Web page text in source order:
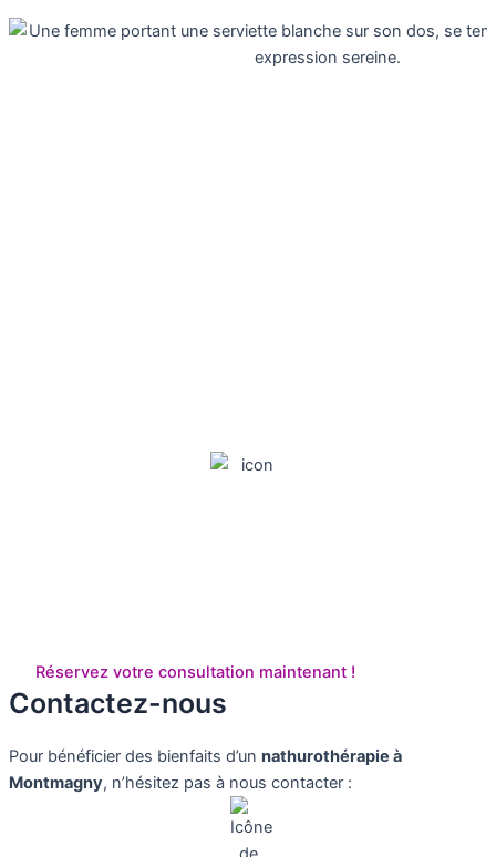
Réservez votre consultation maintenant !
Contactez-nous
Pour bénéficier des bienfaits d’un nathurothérapie à
Montmagny, n’hésitez pas à nous contacter :